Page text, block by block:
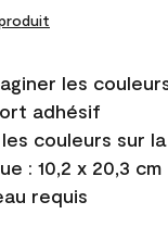
les
adhésif
couleurs sur
: 10,2 x 20,3 cm
requis